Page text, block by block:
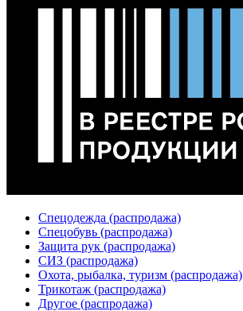
Спецодежда (распродажа)
Спецобувь (распродажа)
Защита рук (распродажа)
СИЗ (распродажа)
Охота, рыбалка, туризм (распродажа)
Трикотаж (распродажа)
Другое (распродажа)